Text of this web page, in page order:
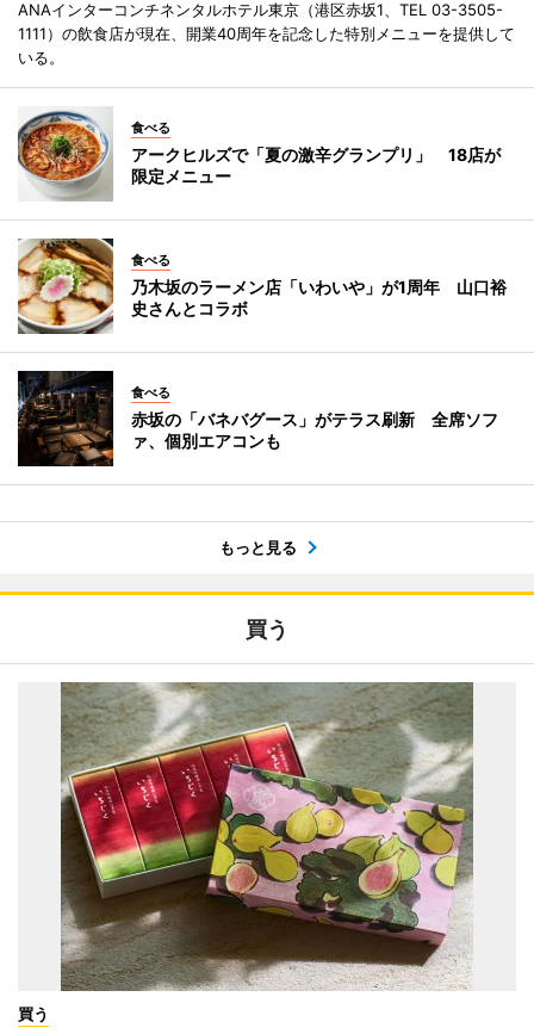
ANAインターコンチネンタルホテル東京（港区赤坂1、TEL 03-3505-
1111）の飲食店が現在、開業40周年を記念した特別メニューを提供して
いる。
食べる
アークヒルズで「夏の激辛グランプリ」 18店が
限定メニュー
食べる
乃木坂のラーメン店「いわいや」が1周年 山口裕
史さんとコラボ
食べる
赤坂の「バネバグース」がテラス刷新 全席ソフ
ァ、個別エアコンも
もっと見る
買う
買う